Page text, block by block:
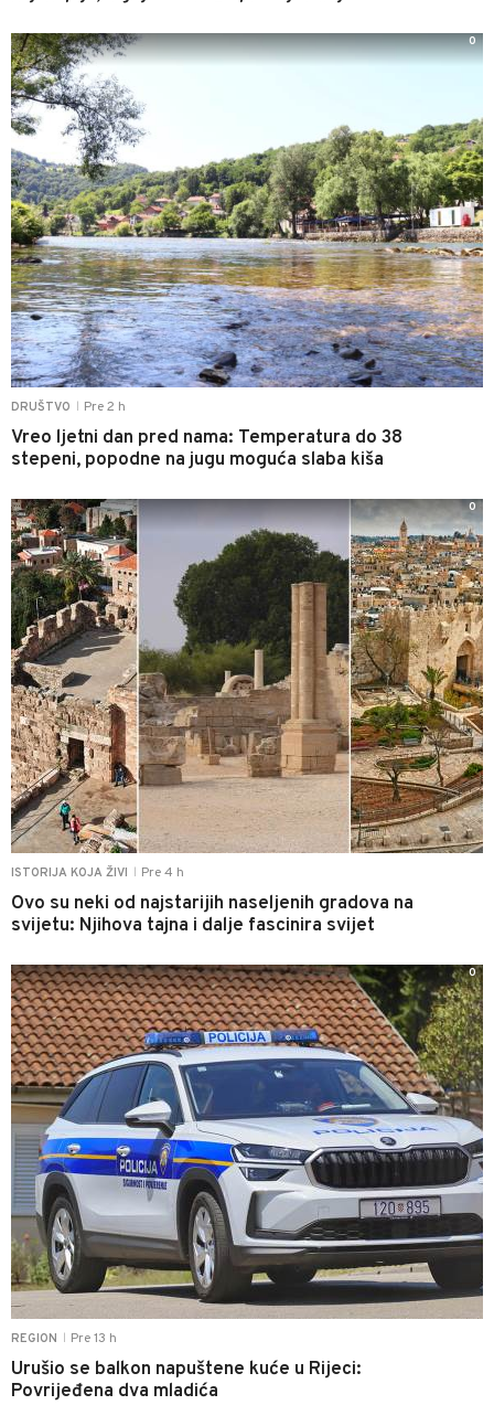
DRUŠTVO Pre 2 h
Vreo ljetni dan pred nama: Temperatura do 38
stepeni, popodne na jugu moguća slaba kiša
0
ISTORIJA KOJA ŽIVI Pre 4 h
Ovo su neki od najstarijih naseljenih gradova na
svijetu: Njihova tajna i dalje fascinira svijet
0
REGION Pre 13 h
Urušio se balkon napuštene kuće u Rijeci:
Povrijeđena dva mladića
0